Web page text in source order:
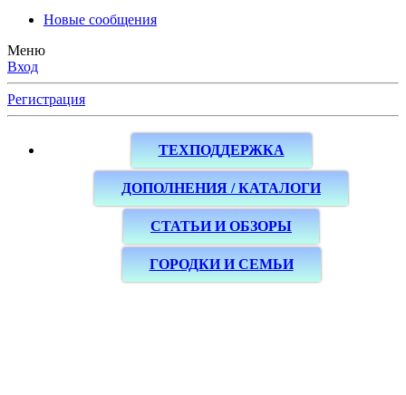
Новые сообщения
Меню
Вход
Регистрация
ТЕХПОДДЕРЖКА
ДОПОЛНЕНИЯ / КАТАЛОГИ
СТАТЬИ И ОБЗОРЫ
ГОРОДКИ И СЕМЬИ